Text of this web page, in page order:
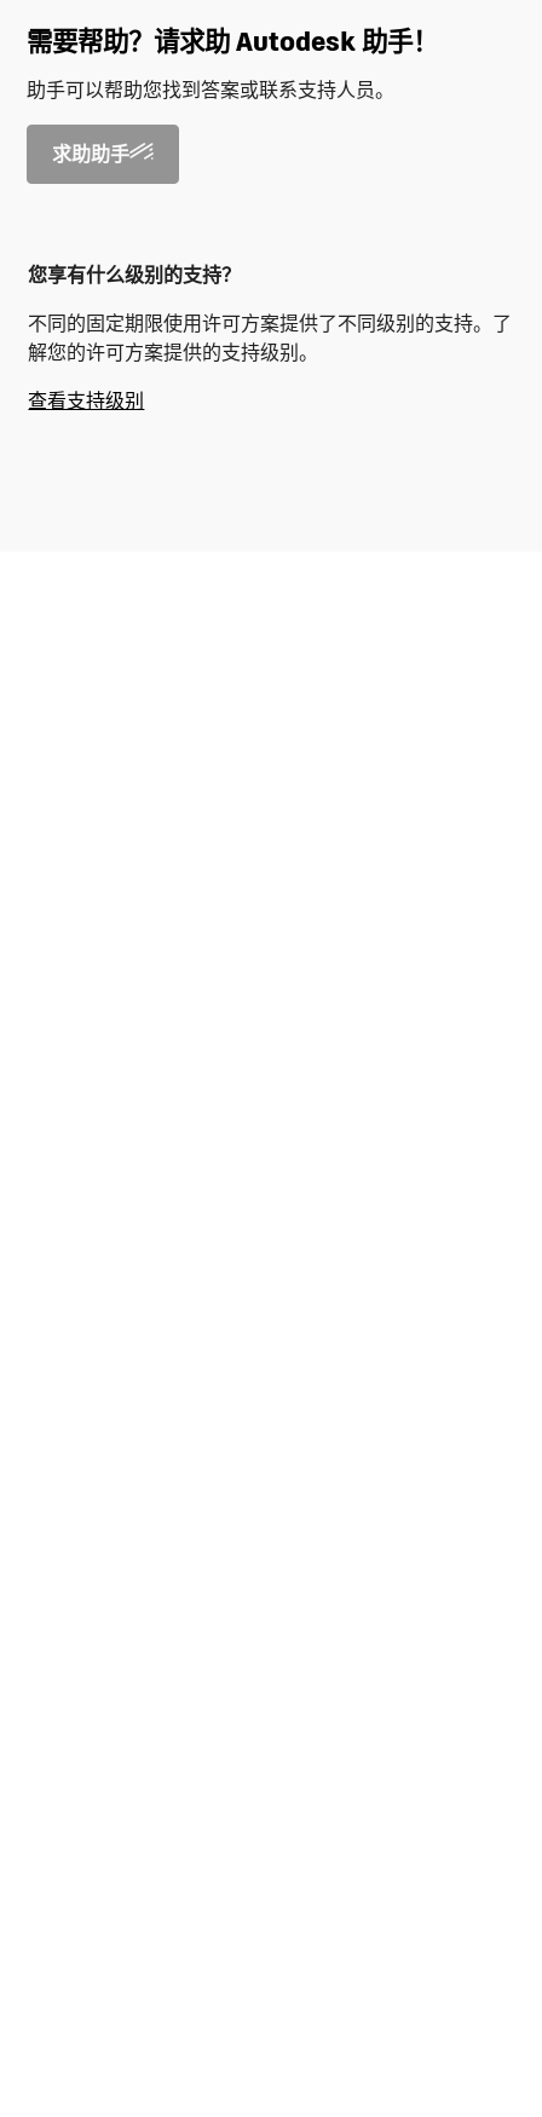
需要帮助？请求助 Autodesk 助手！
助手可以帮助您找到答案或联系支持人员。
求助助手
您享有什么级别的支持？
不同的固定期限使用许可方案提供了不同级别的支持。了
解您的许可方案提供的支持级别。
查看支持级别